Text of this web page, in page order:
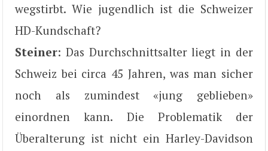
wegstirbt. Wie jugendlich ist die Schweizer
HD-Kundschaft?
Steiner: Das Durchschnittsalter liegt in der
Schweiz bei circa 45 Jahren, was man sicher
noch als zumindest «jung geblieben»
einordnen kann. Die Problematik der
Überalterung ist nicht ein Harley-Davidson